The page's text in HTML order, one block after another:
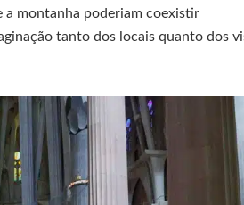
a montanha poderiam coexistir
tanto dos locais quanto dos